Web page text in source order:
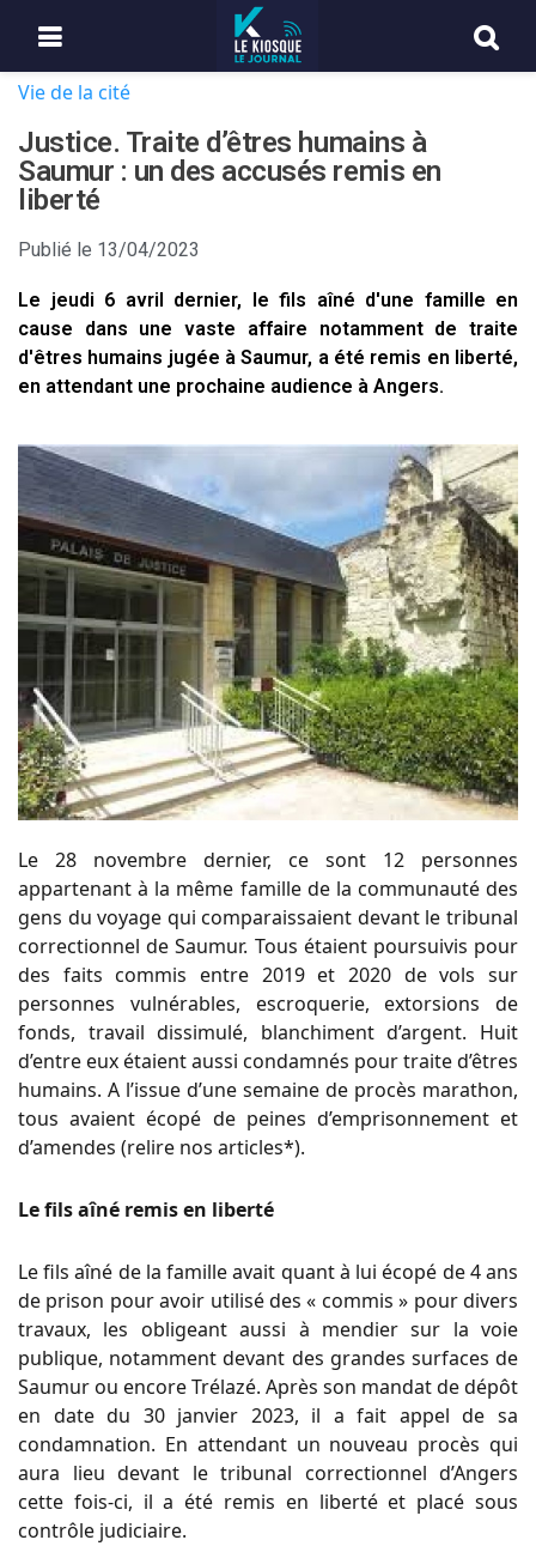
Vie de la cité
Justice. Traite d’êtres humains à
Saumur : un des accusés remis en
liberté
Publié le 13/04/2023
Le jeudi 6 avril dernier, le fils aîné d'une famille en
cause dans une vaste affaire notamment de traite
d'êtres humains jugée à Saumur, a été remis en liberté,
en attendant une prochaine audience à Angers.
Le 28 novembre dernier, ce sont 12 personnes
appartenant à la même famille de la communauté des
gens du voyage qui comparaissaient devant le tribunal
correctionnel de Saumur. Tous étaient poursuivis pour
des faits commis entre 2019 et 2020 de vols sur
personnes vulnérables, escroquerie, extorsions de
fonds, travail dissimulé, blanchiment d’argent. Huit
d’entre eux étaient aussi condamnés pour traite d’êtres
humains. A l’issue d’une semaine de procès marathon,
tous avaient écopé de peines d’emprisonnement et
d’amendes (relire nos articles*).
Le fils aîné remis en liberté
Le fils aîné de la famille avait quant à lui écopé de 4 ans
de prison pour avoir utilisé des « commis » pour divers
travaux, les obligeant aussi à mendier sur la voie
publique, notamment devant des grandes surfaces de
Saumur ou encore Trélazé. Après son mandat de dépôt
en date du 30 janvier 2023, il a fait appel de sa
condamnation. En attendant un nouveau procès qui
aura lieu devant le tribunal correctionnel d’Angers
cette fois-ci, il a été remis en liberté et placé sous
contrôle judiciaire.